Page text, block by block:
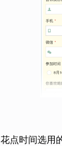
花点时间选用